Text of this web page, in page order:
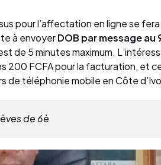
pour l’affectation en ligne se fera
à envoyerDOB par message au
de 5 minutes maximum.
200 FCFA pour la facturation, et
de téléphonie mobile en Côte
de 6è